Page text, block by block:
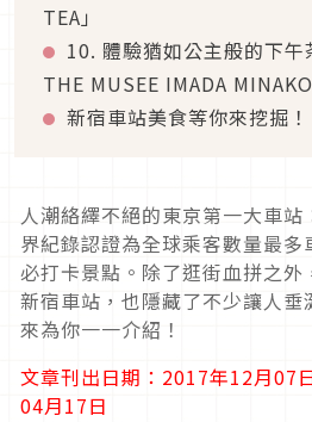
TEA」
10. 體驗猶如公主般的下午
THE MUSEE IMADA MINAKO
新宿車站美食等你來挖掘！
人潮絡繹不絕的東京第一大車
界紀錄認證為全球乘客數量最
必打卡景點。除了逛街血拼之外
新宿車站，也隱藏了不少讓人垂
來為你一一介紹！
文章刊出日期：2017年12月07
04月17日